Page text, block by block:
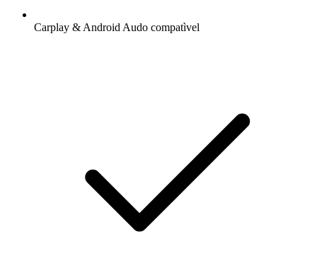
Carplay & Android Audo compatìvel